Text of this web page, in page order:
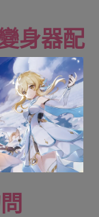
身器配
)
商品